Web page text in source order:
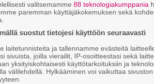
valitsemamme 88 teknologiakumppania
paremman käyttäjäkokemuksen sekä
suostut tietojesi käyttöön seuraavasti
laitetunnisteita ja tallennamme evästeitä
sivuista, joilla vierailit, IP-osoitteestasi sekä
yksityiskohtaisesti käyttötarkoituksiin ja
välilehdellä. Hylkääminen voi vaikuttaa